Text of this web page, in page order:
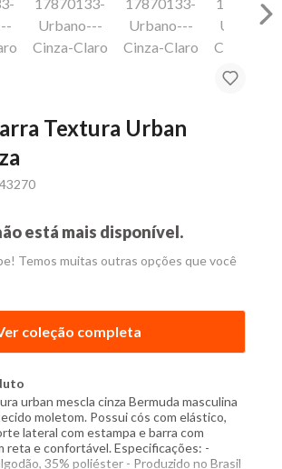
Textura Urban
está mais disponível.
Temos muitas outras opções que você
coleção completa
urban mescla cinza Bermuda masculina
moletom. Possui cós com elástico,
lateral com estampa e barra com
reta e confortável. Especificações: -
35% poliéster - Produzido no Brasil